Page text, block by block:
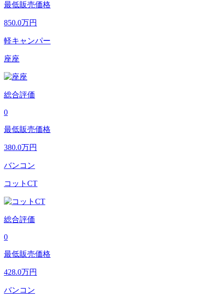
最低販売価格
850.0万円
軽キャンパー
座座
総合評価
0
最低販売価格
380.0万円
バンコン
コットCT
総合評価
0
最低販売価格
428.0万円
バンコン